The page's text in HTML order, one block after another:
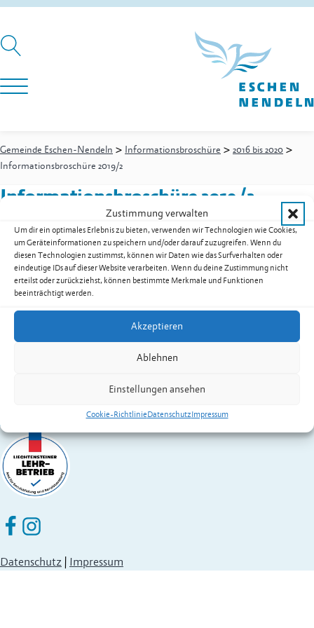
Zustimmung verwalten
Um dir ein optimales Erlebnis zu bieten, verwenden wir Technologien wie Cookies,
um Geräteinformationen zu speichern und/oder darauf zuzugreifen. Wenn du
diesen Technologien zustimmst, können wir Daten wie das Surfverhalten oder
eindeutige IDs auf dieser Website verarbeiten. Wenn du deine Zustimmung nicht
erteilst oder zurückziehst, können bestimmte Merkmale und Funktionen
beeinträchtigt werden.
Akzeptieren
Ablehnen
Einstellungen ansehen
Cookie-RichtlinieDatenschutzImpressum
Gemeinde Eschen-Nendeln > Informationsbroschüre > 2016 bis 2020 >
Informationsbroschüre 2019/2
Informationsbroschüre 2019/2
Informationsbroschüre 2019/2 als PDF herunterladen
Zur Übersicht der Downloads
Gemeinde Eschen-Nendeln
St. Martins-Ring 2, 9492 Eschen
Festnetz+423 377 50 10,verwaltung@eschen.li
Eschen Nendeln auf Facebook
Eschen Nendeln auf Instagram
Datenschutz | Impressum